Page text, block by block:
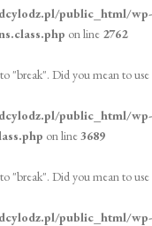
public_html/wp-
on line 2762
"break". Did you mean to use
public_html/wp-
on line3689
"break". Did you mean to use
public_html/wp-